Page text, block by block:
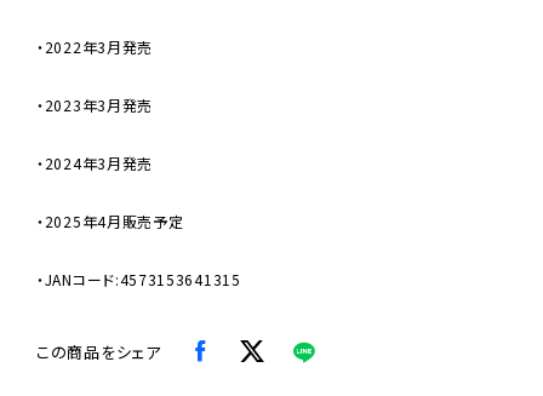
・2022年3月発売
・2023年3月発売
・2024年3月発売
・2025年4月販売予定
・JANコード:4573153641315
この商品をシェア